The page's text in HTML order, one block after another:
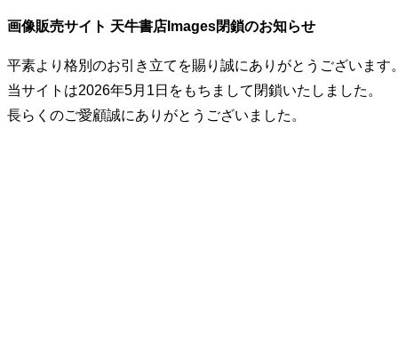
画像販売サイト 天牛書店Images閉鎖のお知らせ
平素より格別のお引き立てを賜り誠にありがとうございます
当サイトは2026年5月1日をもちまして閉鎖いたしました。
長らくのご愛顧誠にありがとうございました。